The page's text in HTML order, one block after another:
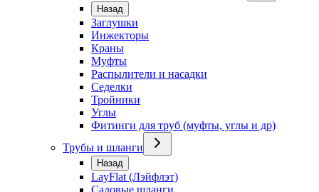
Назад
Заглушки
Инжекторы
Краны
Муфты
Распылители и насадки
Седелки
Тройники
Углы
Фитинги для труб (муфты, углы и др)
Трубы и шланги
Назад
LayFlat (Лэйфлэт)
Садовые шланги